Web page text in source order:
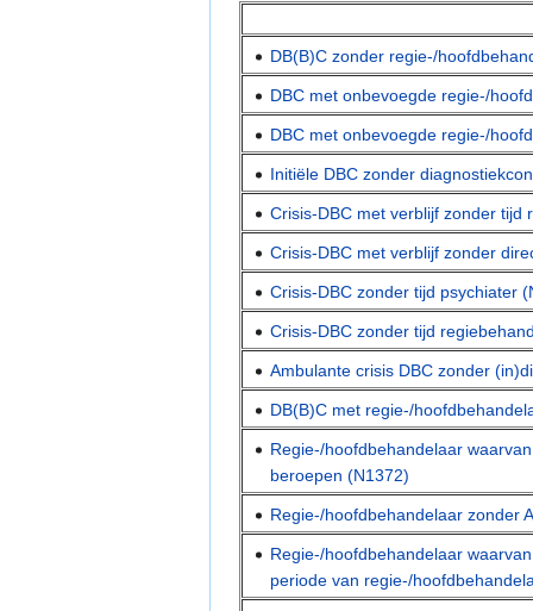
DB(B)C zonder regie-/
DBC met onbevoegde regie-/
DBC met onbevoegde regie-/
Initiële DBC zonder
Crisis-DBC met verblijf zonder
Crisis-DBC met verblijf zonder
Crisis-DBC zonder tijd psychiater
Crisis-DBC zonder tijd
Ambulante crisis DBC zonder
DB(B)C met regie-/
Regie-/hoofdbehandelaar
beroepen (N1372)
Regie-/hoofdbehandelaar zonder
Regie-/hoofdbehandelaar
periode van regie-/